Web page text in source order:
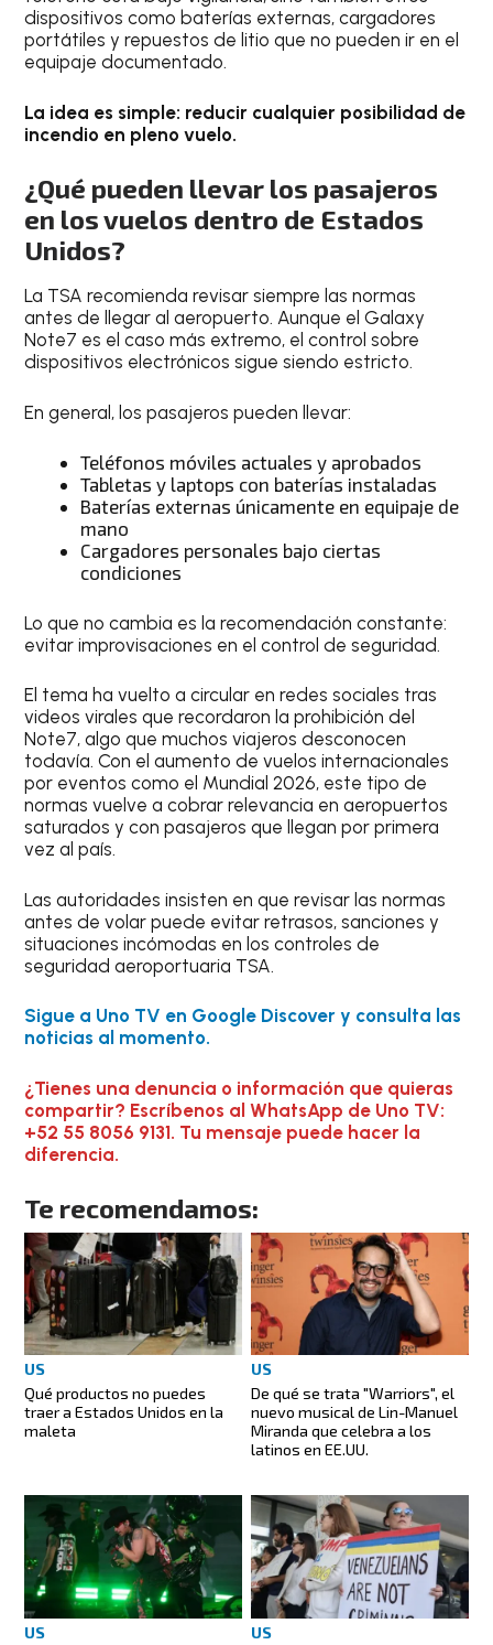
dispositivos como baterías externas, cargadores
portátiles y repuestos de litio que no pueden ir en el
equipaje documentado.
La idea es simple: reducir cualquier posibilidad de
incendio en pleno vuelo.
¿Qué pueden llevar los pasajeros
en los vuelos dentro de Estados
Unidos?
La TSA recomienda revisar siempre las normas
antes de llegar al aeropuerto. Aunque el Galaxy
Note7 es el caso más extremo, el control sobre
dispositivos electrónicos sigue siendo estricto.
En general, los pasajeros pueden llevar:
Teléfonos móviles actuales y aprobados
Tabletas y laptops con baterías instaladas
Baterías externas únicamente en equipaje de
mano
Cargadores personales bajo ciertas
condiciones
Lo que no cambia es la recomendación constante:
evitar improvisaciones en el control de seguridad.
El tema ha vuelto a circular en redes sociales tras
videos virales que recordaron la prohibición del
Note7, algo que muchos viajeros desconocen
todavía. Con el aumento de vuelos internacionales
por eventos como el Mundial 2026, este tipo de
normas vuelve a cobrar relevancia en aeropuertos
saturados y con pasajeros que llegan por primera
vez al país.
Las autoridades insisten en que revisar las normas
antes de volar puede evitar retrasos, sanciones y
situaciones incómodas en los controles de
seguridad aeroportuaria TSA.
Sigue a Uno TV en Google Discover y consulta las
noticias al momento.
¿Tienes una denuncia o información que quieras
compartir? Escríbenos al WhatsApp de Uno TV:
+52 55 8056 9131. Tu mensaje puede hacer la
diferencia.
Te recomendamos:
US
Qué productos no puedes
traer a Estados Unidos en la
maleta
US
De qué se trata "Warriors", el
nuevo musical de Lin-Manuel
Miranda que celebra a los
latinos en EE.UU.
US
US